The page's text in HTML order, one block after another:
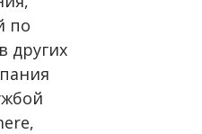
по
других